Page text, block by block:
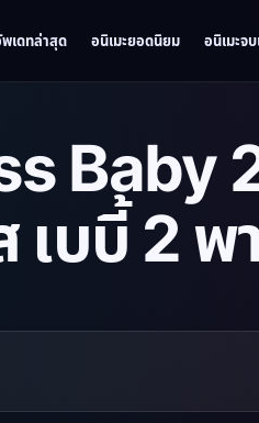
พเดทล่าสุด อนิเมะยอดนิยม อนิเมะจ
Baby
เบบี้ 2 พ